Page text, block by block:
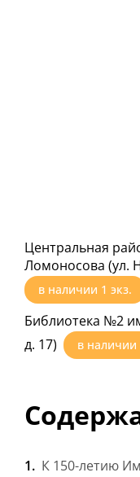
Центральная
Ломоносова (ул.
в наличии 1 экз.
Библиотека №2
д. 17)
в наличии
К 150-летию